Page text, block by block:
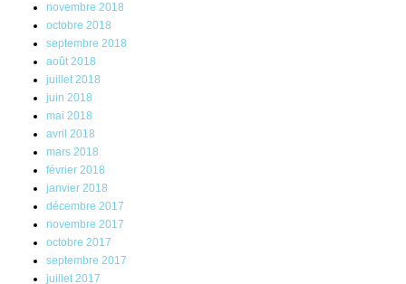
novembre 2018
octobre 2018
septembre 2018
août 2018
juillet 2018
juin 2018
mai 2018
avril 2018
mars 2018
février 2018
janvier 2018
décembre 2017
novembre 2017
octobre 2017
septembre 2017
juillet 2017